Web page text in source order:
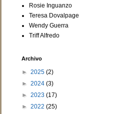
Rosie Inguanzo
Teresa Dovalpage
Wendy Guerra
Triff Alfredo
Archivo
► 2025 (2)
► 2024 (3)
► 2023 (17)
► 2022 (25)